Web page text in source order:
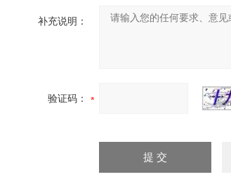
补充说明：
验证码：